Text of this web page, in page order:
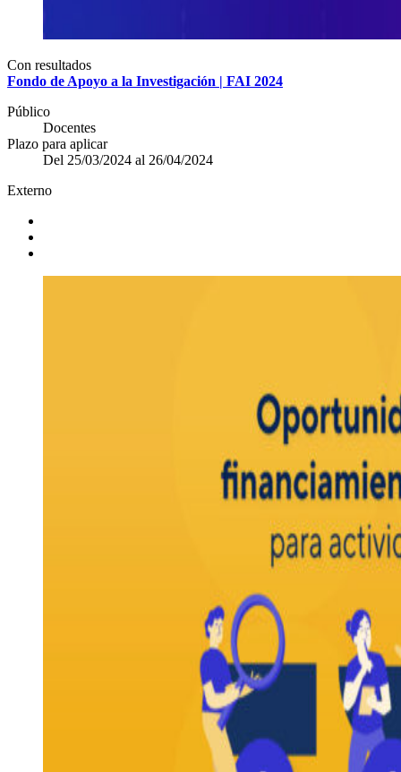
Con resultados
Fondo de Apoyo a la Investigación | FAI 2024
Público
Docentes
Plazo para aplicar
Del 25/03/2024 al 26/04/2024
Externo